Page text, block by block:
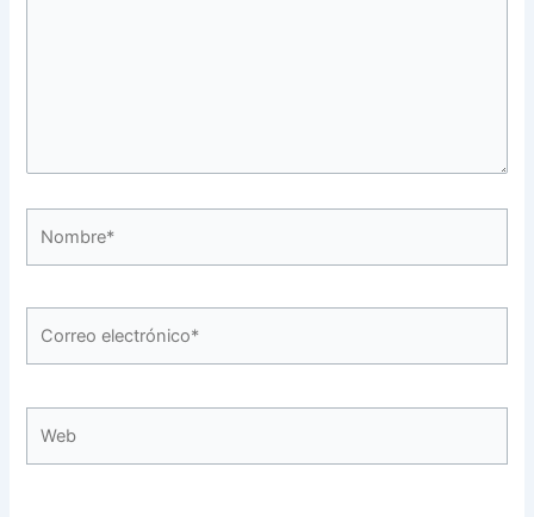
electrónico*